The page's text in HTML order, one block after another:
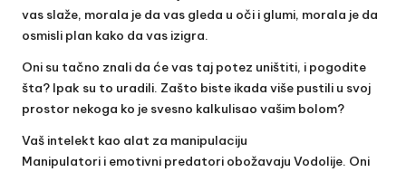
vas slaže, morala je da vas gleda u oči i glumi, morala je da
osmisli plan kako da vas izigra.
Oni su tačno znali da će vas taj potez uništiti, i pogodite
šta? Ipak su to uradili. Zašto biste ikada više pustili u svoj
prostor nekoga ko je svesno kalkulisao vašim bolom?
Vaš intelekt kao alat za manipulaciju
Manipulatori i emotivni predatori obožavaju Vodolije. Oni